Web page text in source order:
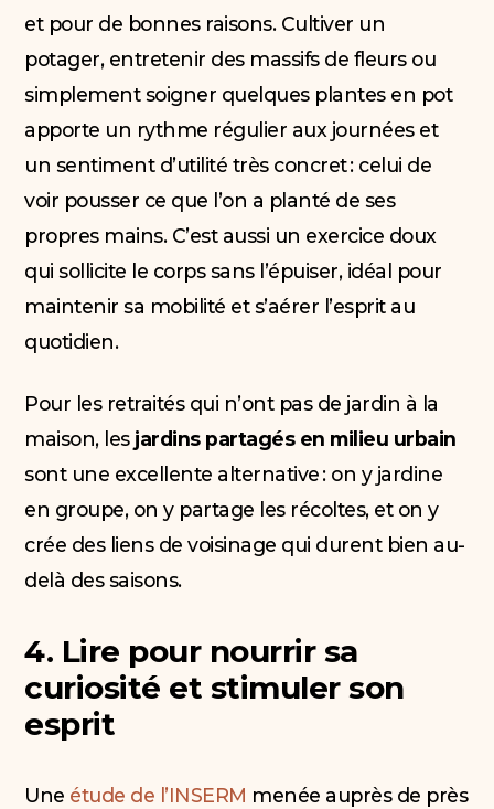
et pour de bonnes raisons. Cultiver un
potager, entretenir des massifs de fleurs ou
simplement soigner quelques plantes en pot
apporte un rythme régulier aux journées et
un sentiment d’utilité très concret : celui de
voir pousser ce que l’on a planté de ses
propres mains. C’est aussi un exercice doux
qui sollicite le corps sans l’épuiser, idéal pour
maintenir sa mobilité et s’aérer l’esprit au
quotidien.
Pour les retraités qui n’ont pas de jardin à la
maison, les jardins partagés en milieu urbain
sont une excellente alternative : on y jardine
en groupe, on y partage les récoltes, et on y
crée des liens de voisinage qui durent bien au-
delà des saisons.
4. Lire pour nourrir sa
curiosité et stimuler son
esprit
Une étude de l’INSERM menée auprès de près